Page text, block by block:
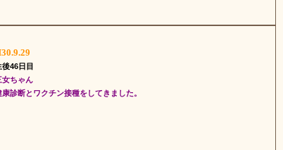
後46日目
女ちゃん
康診断とワクチン接種をしてきました。